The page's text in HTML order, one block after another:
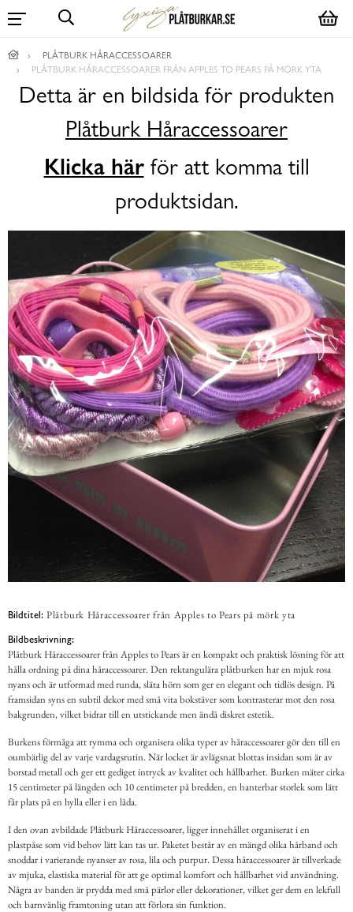
PLÅTBURK HÅRACCESSOARER
PLÅTBURK HÅRACCESSOARER FRÅN APPLES TO PEARS PÅ MÖRK YTA
Detta är en bildsida för produkten
Plåtburk Håraccessoarer
Klicka härför att komma till
produktsidan.
Bildtitel: Plåtburk Håraccessoarer från Apples to Pears på mörk yta
Bildbeskrivning:
Plåtburk Håraccessoarer från Apples to Pears är en kompakt och praktisk lösning för att
hålla ordning på dina håraccessoarer. Den rektangulära plåtburken har en mjuk rosa
nyans och är utformad med runda, släta hörn som ger en elegant och tidlös design. På
framsidan syns en subtil dekor med små vita bokstäver som kontrasterar mot den rosa
bakgrunden, vilket bidrar till en utstickande men ändå diskret estetik.
Burkens förmåga att rymma och organisera olika typer av håraccessoarer gör den till en
oumbärlig del av varje vardagsrutin. När locket är avlägsnat blottas insidan som är av
borstad metall och ger ett gediget intryck av kvalitet och hållbarhet. Burken mäter cirka
15 centimeter på längden och 10 centimeter på bredden, en hanterbar storlek som lätt
får plats på en hylla eller i en låda.
I den ovan avbildade Plåtburk Håraccessoarer, ligger innehållet organiserat i en
plastpåse som vid behov lätt kan tas ur. Paketet består av en mängd olika hårband och
snoddar i varierande nyanser av rosa, lila och purpur. Dessa håraccessoarer är tillverkade
av mjuka, elastiska material för att ge optimal komfort och hållbarhet vid användning.
Några av banden är prydda med små pärlor eller dekorationer, vilket ger dem en lekfull
och barnvänlig framtoning utan att förlora sin funktion.